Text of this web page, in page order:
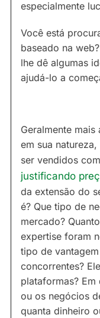
especialmente
Você está
baseado na
lhe dê algumas
ajudá-lo a
Geralmente mais
em sua
ser vendidos
justificando
da extensão do
é? Que tipo de
mercado?
expertise foram
tipo de
concorrentes?
plataformas?
ou os negócios
quanta dinheiro